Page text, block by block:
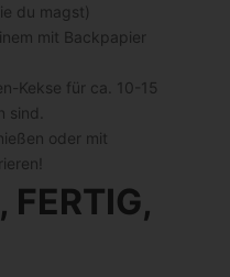
du magst)
mit Backpapier
Kekse für ca. 10-15
sind.
oder mit
FERTIG,